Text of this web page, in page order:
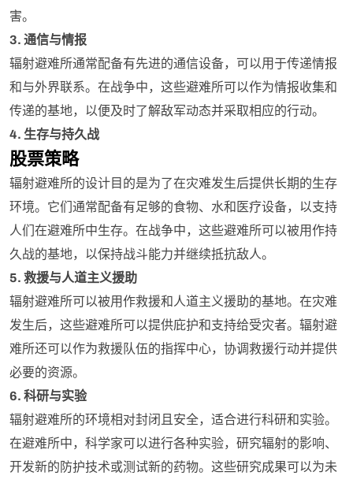
害。
3. 通信与情报
辐射避难所通常配备有先进的通信设备，可以用于传递情报
和与外界联系。在战争中，这些避难所可以作为情报收集和
传递的基地，以便及时了解敌军动态并采取相应的行动。
4. 生存与持久战
股票策略
辐射避难所的设计目的是为了在灾难发生后提供长期的生存
环境。它们通常配备有足够的食物、水和医疗设备，以支持
人们在避难所中生存。在战争中，这些避难所可以被用作持
久战的基地，以保持战斗能力并继续抵抗敌人。
5. 救援与人道主义援助
辐射避难所可以被用作救援和人道主义援助的基地。在灾难
发生后，这些避难所可以提供庇护和支持给受灾者。辐射避
难所还可以作为救援队伍的指挥中心，协调救援行动并提供
必要的资源。
6. 科研与实验
辐射避难所的环境相对封闭且安全，适合进行科研和实验。
在避难所中，科学家可以进行各种实验，研究辐射的影响、
开发新的防护技术或测试新的药物。这些研究成果可以为未